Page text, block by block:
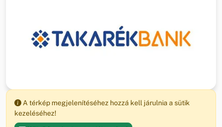
A térkép megjelenítéséhez hozzá kell járulnia a sütik
kezeléséhez!